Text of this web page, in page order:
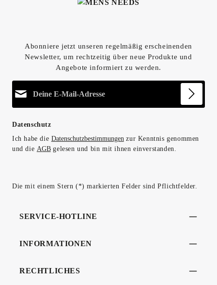
Abonniere jetzt unseren regelmäßig erscheinenden
Newsletter, um rechtzeitig über neue Produkte und
Angebote informiert zu werden.
Datenschutz
Ich habe die Datenschutzbestimmungen zur Kenntnis genommen
und die AGBgelesen und bin mit ihnen einverstanden.
Die mit einem Stern (*) markierten Felder sind Pflichtfelder.
SERVICE-HOTLINE
INFORMATIONEN
RECHTLICHES